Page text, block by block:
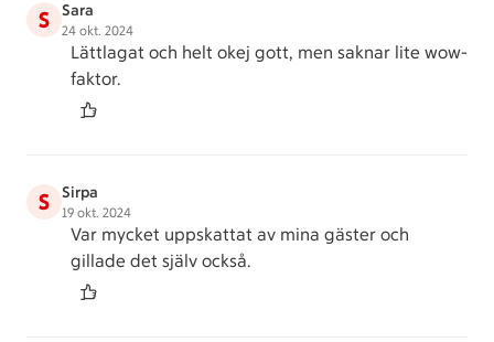
S Sara
24 okt. 2024
Lättlagat och helt okej gott, men saknar lite wow-
faktor.
S Sirpa
19 okt. 2024
Var mycket uppskattat av mina gäster och
gillade det själv också.